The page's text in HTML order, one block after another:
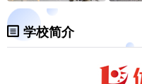
学校简介